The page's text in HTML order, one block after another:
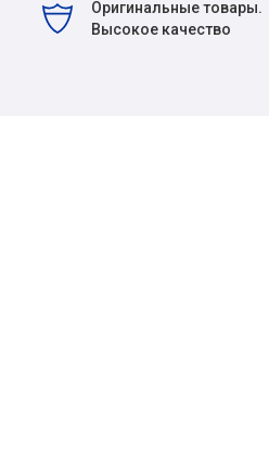
Оригинальные товары.
Высокое качество